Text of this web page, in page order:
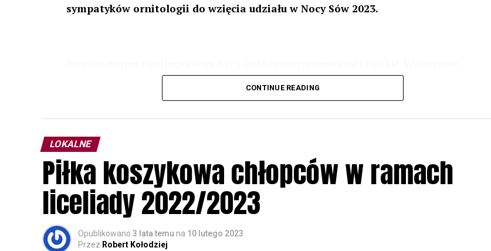
sympatyków ornitologii do wzięcia udziału w Nocy Sów 2023.
odbędzie się w dniach24 i 25 lutego 2023 r. wg harmonogramu przedstawionego na
Wszystkich uczestników zapraszamy do udziału w Akcji, włączenia się w aktywne
rozpoznawanie głosów sów i wymianę doświadczeń przy grillu.Na wydarzenie obowiązują
zapisy.
CONTINUE READING
LOKALNE
Piłka koszykowa chłopców w ramach
liceliady 2022/2023
Opublikowano 3 lata temu na 10 lutego 2023
Przez Robert Kołodziej